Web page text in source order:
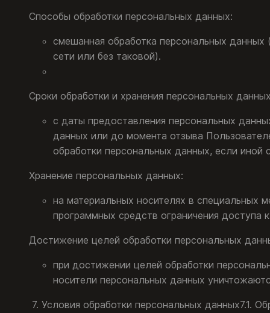
Способы обработки персональных данных:
смешанная обработка персональных данных
сети или без таковой).
Сроки обработки и хранения персональных
с даты предоставления персональных
данных или до момента отзыва
обработки персональных данных, если
Хранение персональных данных:
на материальных носителях в специальных
программных средств ограничения доступа
Достижение целей обработки персональных
при достижении целей обработки
носители персональных данных
7. Условия обработки персональных данных7.1.